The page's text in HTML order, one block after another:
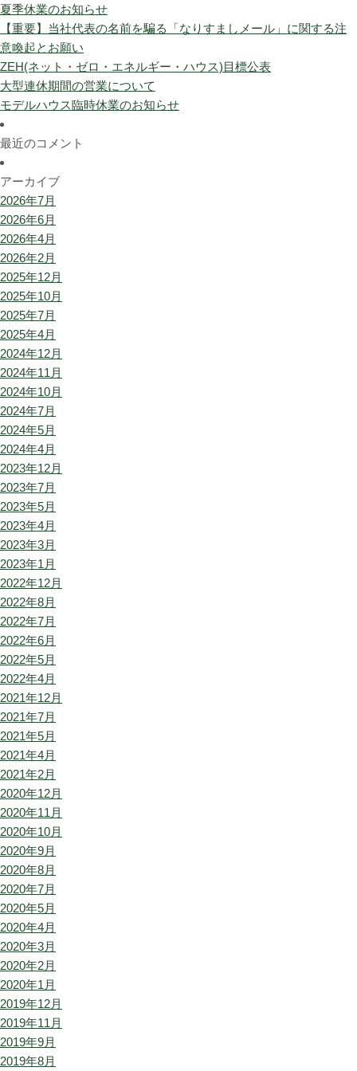
夏季休業のお知らせ
【重要】当社代表の名前を騙る「なりすましメール」に関する注
意喚起とお願い
ZEH(ネット・ゼロ・エネルギー・ハウス)目標公表
大型連休期間の営業について
モデルハウス臨時休業のお知らせ
最近のコメント
アーカイブ
2026年7月
2026年6月
2026年4月
2026年2月
2025年12月
2025年10月
2025年7月
2025年4月
2024年12月
2024年11月
2024年10月
2024年7月
2024年5月
2024年4月
2023年12月
2023年7月
2023年5月
2023年4月
2023年3月
2023年1月
2022年12月
2022年8月
2022年7月
2022年6月
2022年5月
2022年4月
2021年12月
2021年7月
2021年5月
2021年4月
2021年2月
2020年12月
2020年11月
2020年10月
2020年9月
2020年8月
2020年7月
2020年5月
2020年4月
2020年3月
2020年2月
2020年1月
2019年12月
2019年11月
2019年9月
2019年8月